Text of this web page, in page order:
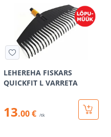
LEHEREHA FISKARS
QUICKFIT L VARRETA
13.00 € /tk